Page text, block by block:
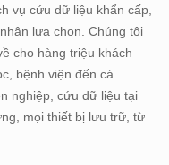
vụ cứu dữ liệu khẩn cấp,
lựa chọn. Chúng tôi
cho hàng triệu khách
bệnh viện đến cá
nghiệp, cứu dữ liệu tại
mọi thiết bị lưu trữ, từ